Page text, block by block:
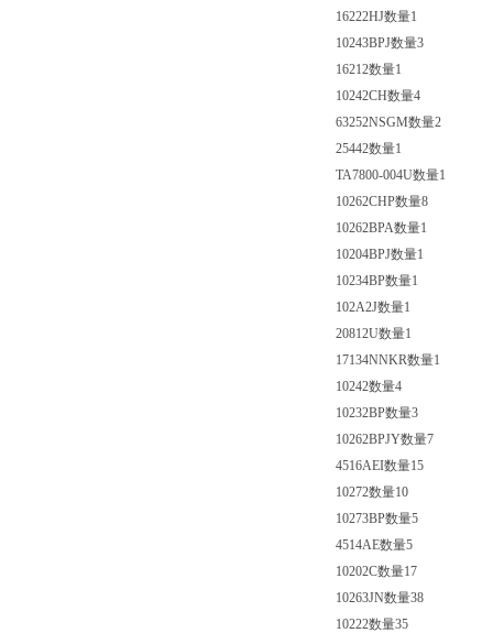
16222HJ数量1
10243BPJ数量3
16212数量1
10242CH数量4
63252NSGM数量2
25442数量1
TA7800-004U数量1
10262CHP数量8
10262BPA数量1
10204BPJ数量1
10234BP数量1
102A2J数量1
20812U数量1
17134NNKR数量1
10242数量4
10232BP数量3
10262BPJY数量7
4516AEI数量15
10272数量10
10273BP数量5
4514AE数量5
10202C数量17
10263JN数量38
10222数量35